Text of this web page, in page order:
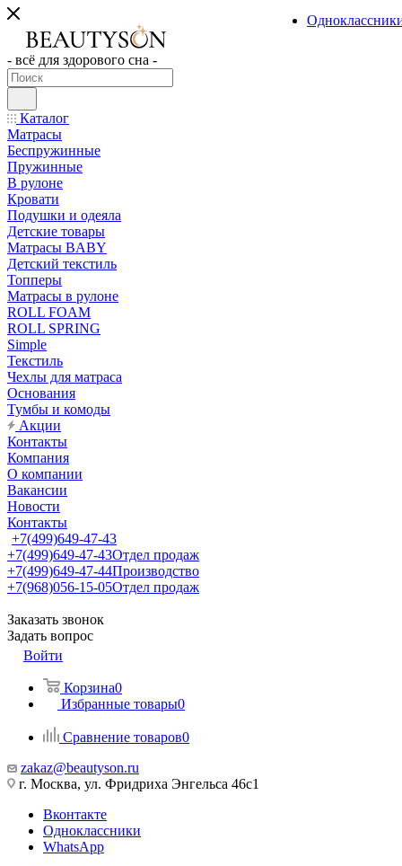
- всё для здорового сна -
Каталог
Матрасы
Беспружинные
Пружинные
В рулоне
Кровати
Подушки и одеяла
Детские товары
Матрасы BABY
Детский текстиль
Топперы
Матрасы в рулоне
ROLL FOAM
ROLL SPRING
Simple
Текстиль
Чехлы для матраса
Основания
Тумбы и комоды
Акции
Контакты
Компания
О компании
Вакансии
Новости
Контакты
+7(499)649-47-43
+7(499)649-47-43Отдел продаж
+7(499)649-47-44Производство
+7(968)056-15-05Отдел продаж
Заказать звонок
Задать вопрос
Войти
Корзина0
Избранные товары0
Сравнение товаров0
zakaz@beautyson.ru
г. Москва, ул. Фридриха Энгельса 46с1
Вконтакте
Одноклассники
WhatsApp